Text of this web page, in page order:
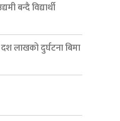
बन्दै विद्यार्थी
लाखको दुर्घटना बिमा